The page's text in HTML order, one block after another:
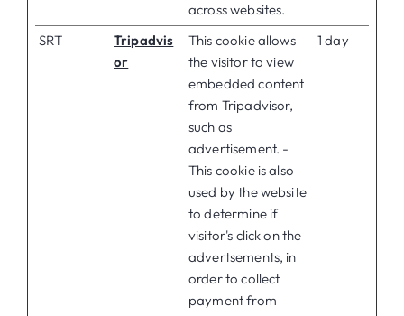
across websites.
SRT
Tripadvis
or
This cookie allows
the visitor to view
embedded content
from Tripadvisor,
such as
advertisement. -
This cookie is also
used by the website
to determine if
visitor's click on the
advertsements, in
order to collect
payment from
1 day